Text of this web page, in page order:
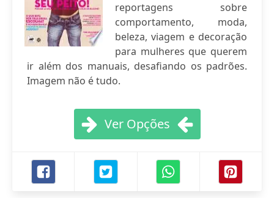
reportagens sobre
comportamento, moda,
beleza, viagem e decoração
para mulheres que querem
ir além dos manuais, desafiando os padrões.
Imagem não é tudo.
Ver Opções